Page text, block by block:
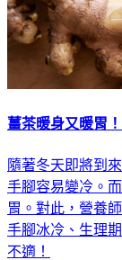
薑茶暖身又暖胃
隨著冬天即將到
手腳容易變冷。
胃。對此，營養
手腳冰冷、生理
不適！